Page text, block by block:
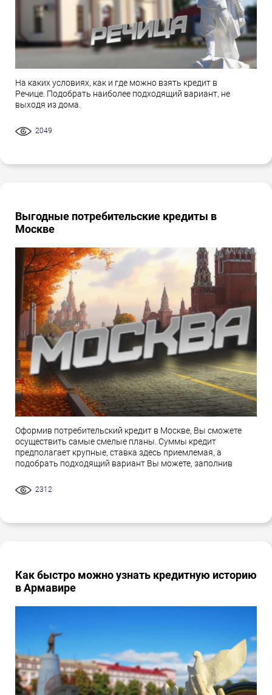
На каких условиях, как и где можно взять кредит в
Речице. Подобрать наиболее подходящий вариант, не
выходя из дома.
2049
Выгодные потребительские кредиты в
Москве
Оформив потребительский кредит в Москве, Вы сможете
осуществить самые смелые планы. Суммы кредит
предполагает крупные, ставка здесь приемлемая, а
подобрать подходящий вариант Вы можете, заполнив
2312
Как быстро можно узнать кредитную историю
в Армавире